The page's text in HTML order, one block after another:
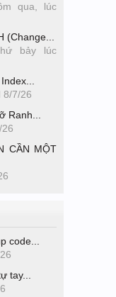
qua, lúc
(Change...
bảy lúc
8/7/26
Ranh...
26
CẦN MỘT
code...
tay...